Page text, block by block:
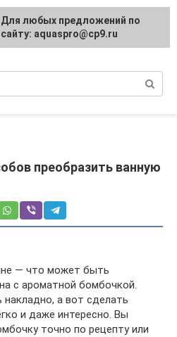
ванной
преобразить ванную
— что может быть
с ароматной бомбочкой.
а вот сделать
и даже интересно. Вы
точно по рецепту или
Для любых предложений по
сайту: aquaspro@cp9.ru